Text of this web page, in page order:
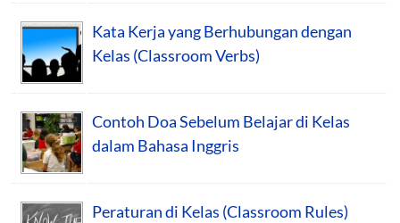
Kata Kerja yang Berhubungan dengan
Kelas (Classroom Verbs)
Contoh Doa Sebelum Belajar di Kelas
dalam Bahasa Inggris
Peraturan di Kelas (Classroom Rules)